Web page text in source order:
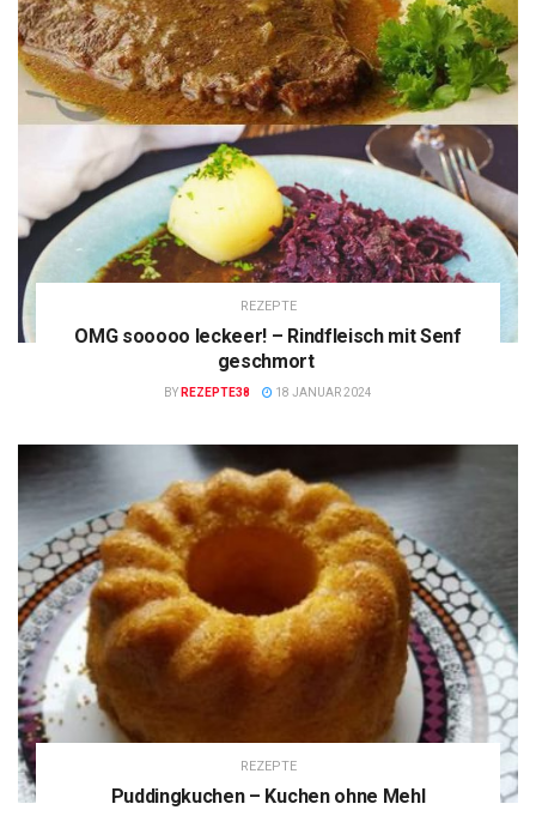
REZEPTE
OMG sooooo leckeer! – Rindfleisch mit Senf
geschmort
BY REZEPTE38 18 JANUAR 2024
REZEPTE
Puddingkuchen – Kuchen ohne Mehl